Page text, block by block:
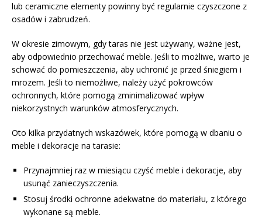
lub ceramiczne elementy powinny być regularnie czyszczone z
osadów i zabrudzeń.
W okresie zimowym, gdy taras nie jest używany, ważne jest,
aby odpowiednio przechować meble. Jeśli to możliwe, warto je
schować do pomieszczenia, aby uchronić je przed śniegiem i
mrozem. Jeśli to niemożliwe, należy użyć pokrowców
ochronnych, które pomogą zminimalizować wpływ
niekorzystnych warunków atmosferycznych.
Oto kilka przydatnych wskazówek, które pomogą w dbaniu o
meble i dekoracje na tarasie:
Przynajmniej raz w miesiącu czyść meble i dekoracje, aby
usunąć zanieczyszczenia.
Stosuj środki ochronne adekwatne do materiału, z którego
wykonane są meble.